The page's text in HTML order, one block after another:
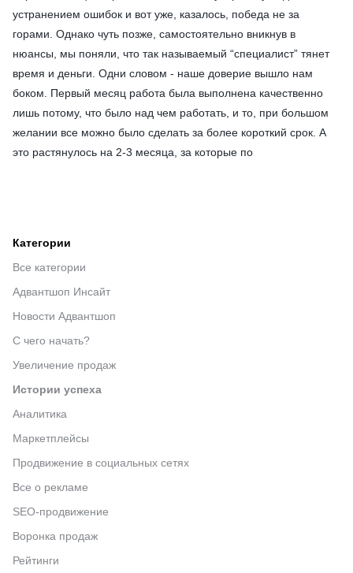
Категории
Все категории
Адвантшоп Инсайт
Новости Адвантшоп
С чего начать?
Увеличение продаж
Истории успеха
Аналитика
Маркетплейсы
Продвижение в социальных сетях
Все о рекламе
SEO-продвижение
Воронка продаж
Рейтинги
устранением ошибок и вот уже, казалось, победа не за
горами. Однако чуть позже, самостоятельно вникнув в
нюансы, мы поняли, что так называемый “специалист” тянет
время и деньги. Одни словом - наше доверие вышло нам
боком. Первый месяц работа была выполнена качественно
лишь потому, что было над чем работать, и то, при большом
желании все можно было сделать за более короткий срок. А
это растянулось на 2-3 месяца, за которые по